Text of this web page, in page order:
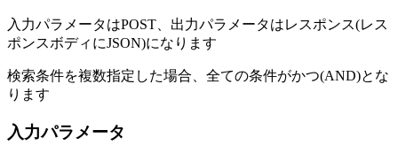
入力パラメータはPOST、出力パラメータはレスポンス(レス
ポンスボディにJSON)になります
検索条件を複数指定した場合、全ての条件がかつ(AND)とな
ります
入力パラメータ